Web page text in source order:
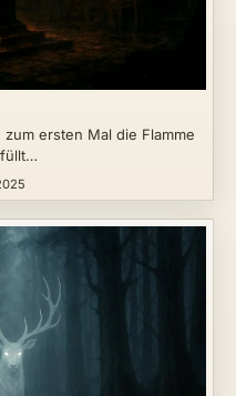
ersten Mal die Flamme